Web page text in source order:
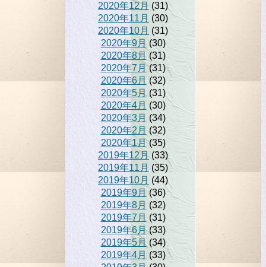
2020年12月 (31)
2020年11月 (30)
2020年10月 (31)
2020年9月(30)
2020年8月(31)
2020年7月(31)
2020年6月(32)
2020年5月(31)
2020年4月 (30)
2020年3月 (34)
2020年2月 (32)
2020年1月(35)
2019年12月 (33)
2019年11月 (35)
2019年10月 (44)
2019年9月 (36)
2019年8月 (32)
2019年7月 (31)
2019年6月(33)
2019年5月(34)
2019年4月 (33)